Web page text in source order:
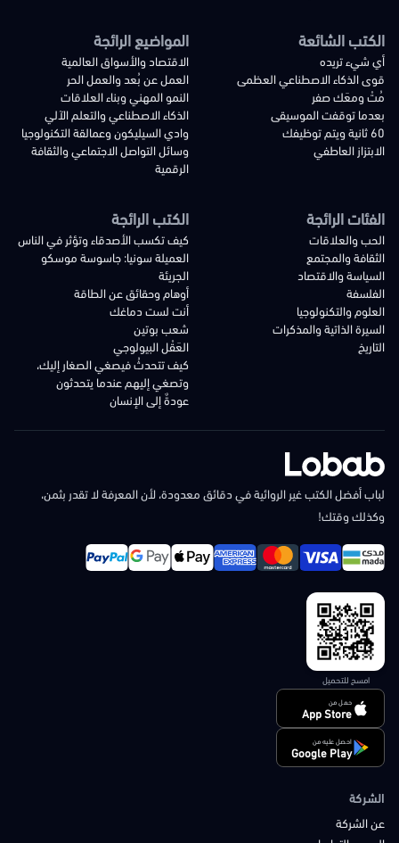
الكتب الشائعة
أي شيء تريده
قوى الذكاء الاصطناعي العظمى
مُتْ ومعَك صفر
بعدما توقفت الموسيقى
60 ثانية ويتم توظيفك
الابتزاز العاطفي
المواضيع الرائجة
الاقتصاد والأسواق العالمية
العمل عن بُعد والعمل الحر
النمو المهني وبناء العلاقات
الذكاء الاصطناعي والتعلم الآلي
وادي السيليكون وعمالقة التكنولوجيا
وسائل التواصل الاجتماعي والثقافة
الرقمية
الفئات الرائجة
الحب والعلاقات
الثقافة والمجتمع
السياسة والاقتصاد
الفلسفة
العلوم والتكنولوجيا
السيرة الذاتية والمذكرات
التاريخ
الكتب الرائجة
كيف تكسب الأصدقاء وتؤثر في الناس
العميلة سونيا: جاسوسة موسكو
الجريئة
أوهام وحقائق عن الطاقة
أنت لست دماغك
شعب بوتين
العَقْل البيولوجي
كيف تتحدثُ فيصغي الصغار إليك،
وتصغي إليهم عندما يتحدثون
عودةٌ إلى الإنسان
لباب أفضل الكتب غير الروائية في دقائق معدودة، لأن المعرفة لا تقدر بثمن،
وكذلك وقتك!
امسح للتحميل
حمل من
App Store
احصل عليه من
Google Play
الشركة
عن الشركة